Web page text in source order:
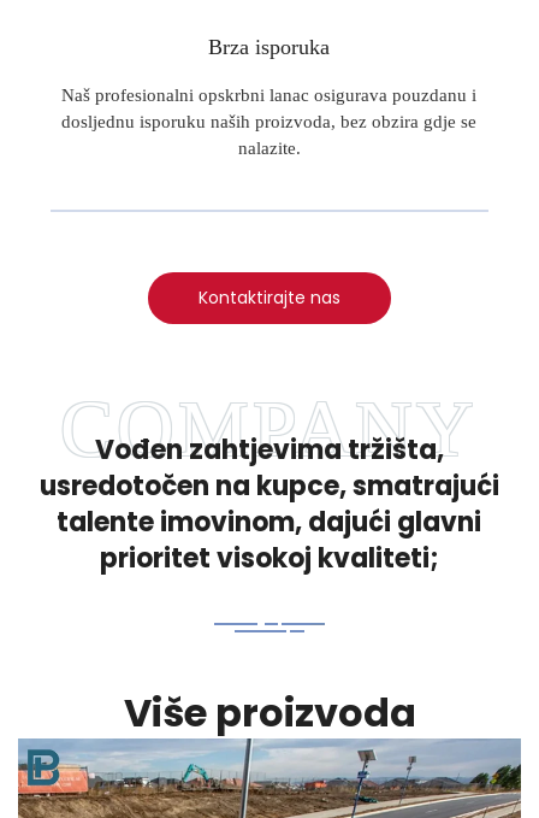
Brza isporuka
Naš profesionalni opskrbni lanac osigurava pouzdanu i
dosljednu isporuku naših proizvoda, bez obzira gdje se
nalazite.
Kontaktirajte nas
Vođen zahtjevima tržišta,
usredotočen na kupce, smatrajući
talente imovinom, dajući glavni
prioritet visokoj kvaliteti;
Više proizvoda